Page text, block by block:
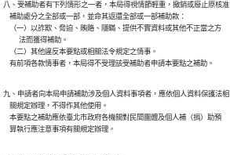
八、受補助者有下列情形之一者，本局得視情節輕重，撤銷或廢止原核准
    補助處分之全部或一部，並命其返還全部或一部補助款：
    （一）以詐欺、脅迫、賄賂、隱瞞、提供不實資料或其他不正當之方
          法而獲得補助。
    （二）其他違反本要點或相關法令規定之情事。
    有前項各款情事者，本局得不受理該受補助者申請本要點之補助。
九、申請者向本局申請補助涉及個人資料事項者，應依個人資料保護法相
    關規定辦理，不得作其他使用。
    本要點之補助應依臺北市政府各機關對民間團體及個人補（捐）助預
    算執行應注意事項有關規定辦理。